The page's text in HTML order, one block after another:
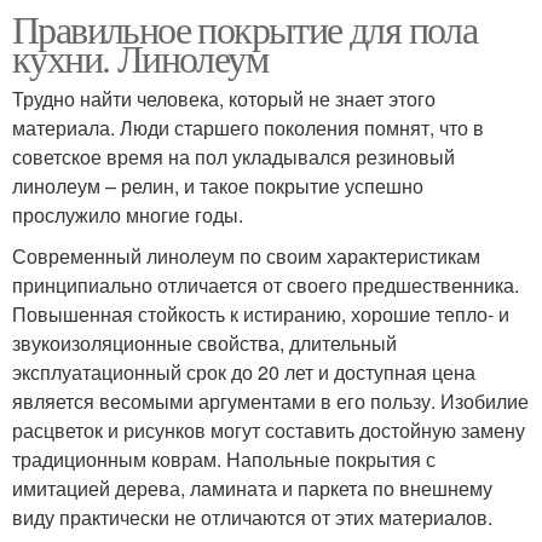
Правильное покрытие для пола
кухни. Линолеум
Трудно найти человека, который не знает этого
материала. Люди старшего поколения помнят, что в
советское время на пол укладывался резиновый
линолеум – релин, и такое покрытие успешно
прослужило многие годы.
Современный линолеум по своим характеристикам
принципиально отличается от своего предшественника.
Повышенная стойкость к истиранию, хорошие тепло- и
звукоизоляционные свойства, длительный
эксплуатационный срок до 20 лет и доступная цена
является весомыми аргументами в его пользу. Изобилие
расцветок и рисунков могут составить достойную замену
традиционным коврам. Напольные покрытия с
имитацией дерева, ламината и паркета по внешнему
виду практически не отличаются от этих материалов.